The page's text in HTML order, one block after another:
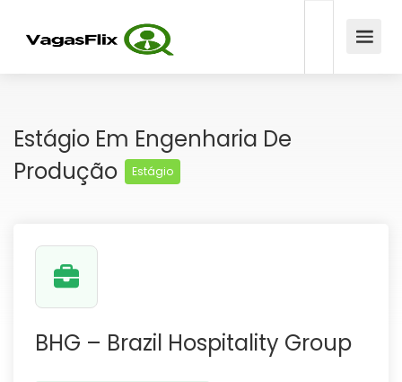
Estágio Em Engenharia De
Produção
Estágio
BHG – Brazil Hospitality Group